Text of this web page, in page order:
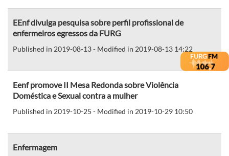
EEnf divulga pesquisa sobre perfil profissional de
enfermeiros egressos da FURG
Published in 2019-08-13 - Modified in 2019-08-13 14:22
Eenf promove II Mesa Redonda sobre Violência
Doméstica e Sexual contra a mulher
Published in 2019-10-25 - Modified in 2019-10-29 10:50
Enfermagem